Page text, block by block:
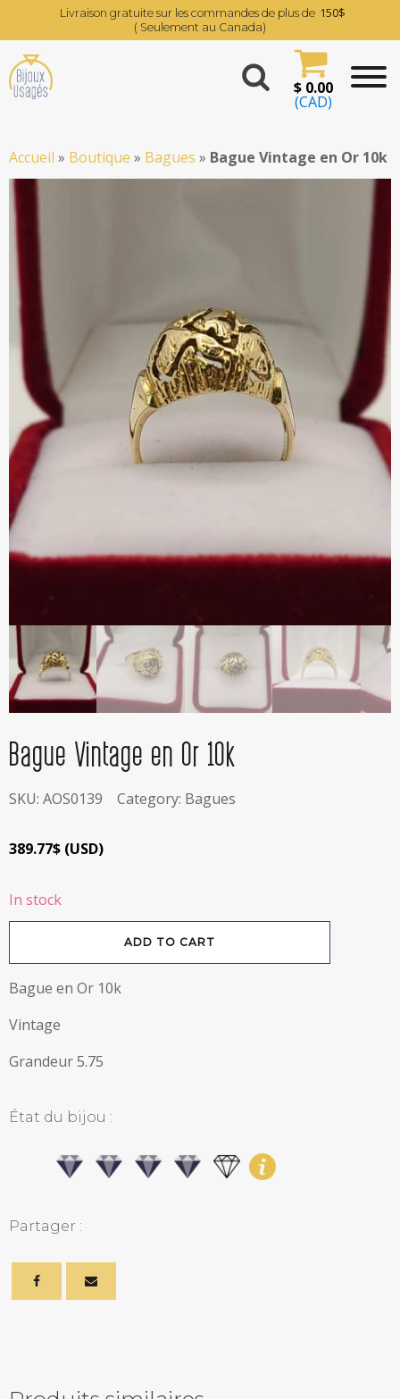
Livraison gratuite sur les commandes de plus de 150$
( Seulement au Canada)
$0.00
(CAD)
Accueil » Boutique » Bagues » Bague Vintage en Or 10k
Bague Vintage en Or 10k
SKU: AOS0139 Category: Bagues
389.77$ (USD)
In stock
Or
quantity
ADD TO CART
Bague en Or 10k
Vintage
Grandeur 5.75
État du bijou :
Partager :